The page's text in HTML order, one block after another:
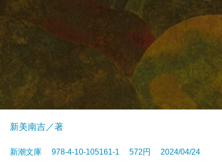
新美南吉／著
新潮文庫 978-4-10-105161-1 572円 2024/04/24